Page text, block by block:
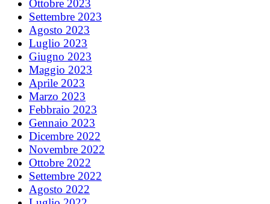
Ottobre 2023
Settembre 2023
Agosto 2023
Luglio 2023
Giugno 2023
Maggio 2023
Aprile 2023
Marzo 2023
Febbraio 2023
Gennaio 2023
Dicembre 2022
Novembre 2022
Ottobre 2022
Settembre 2022
Agosto 2022